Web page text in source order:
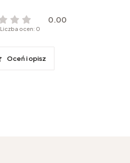
0.00
Liczba ocen: 0
Oceń i opisz